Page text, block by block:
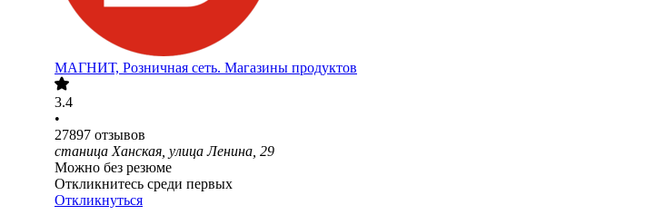
МАГНИТ, Розничная сеть. Магазины продуктов
3.4
•
27897 отзывов
станица Ханская, улица Ленина, 29
Можно без резюме
Откликнитесь среди первых
Откликнуться